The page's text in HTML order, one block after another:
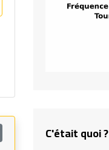
C'était quoi ?